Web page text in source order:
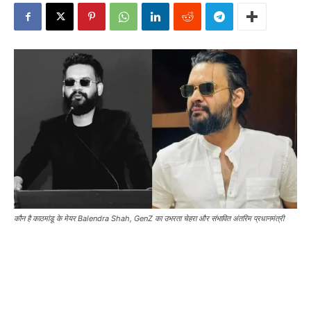
कौन है काठमांडू के मेयर Balendra Shah, GenZ का उभरता चेहरा और संभावित अंतरिम प्रधानमंत्री